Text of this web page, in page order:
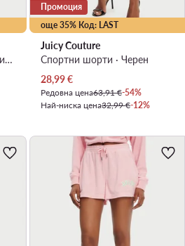
Спортни шорти · Светлосиньо
още 35% Код: LAST
Промоция
Juicy Couture
Спортни шорти · Черен
Актуална цена
28,99€
Редовна цена63,91 €-54%
Най-ниска цена32,99 €-12%